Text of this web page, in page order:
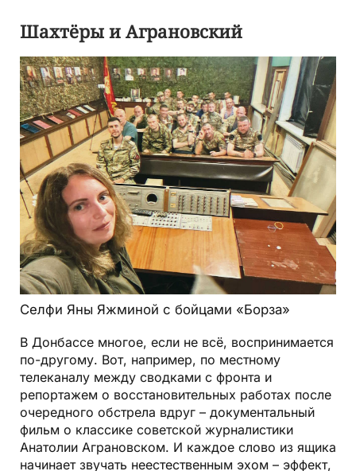
Шахтёры и Аграновский
Селфи Яны Яжминой с бойцами «Борза»
В Донбассе многое, если не всё, воспринимается
по-другому. Вот, например, по местному
телеканалу между сводками с фронта и
репортажем о восстановительных работах после
очередного обстрела вдруг – документальный
фильм о классике советской журналистики
Анатолии Аграновском. И каждое слово из ящика
начинает звучать неестественным эхом – эффект,